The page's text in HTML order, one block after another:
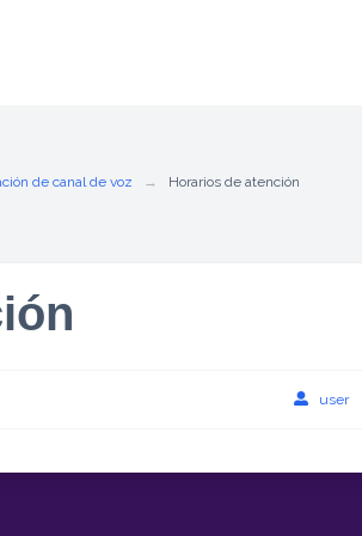
de canal de voz Horarios de atención
user